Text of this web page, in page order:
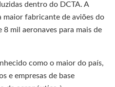
dentro do DCTA. A
maior fabricante de aviões do
8 mil aeronaves para mais de
como o maior do país,
e empresas de base